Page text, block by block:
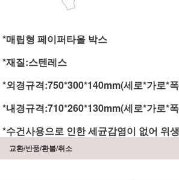
*매립형 페이퍼타올 박스
*재질:스텐레스
*외경규격:750*300*140mm(세로*가로*
*내경규격:710*260*130mm(세로*가로*
*수건사용으로 인한 세균감염이 없어 위
교환/반품/환불/취소